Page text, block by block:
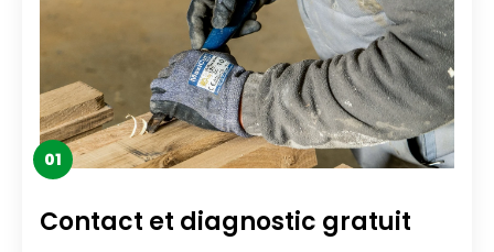
01
Contact et diagnostic gratuit